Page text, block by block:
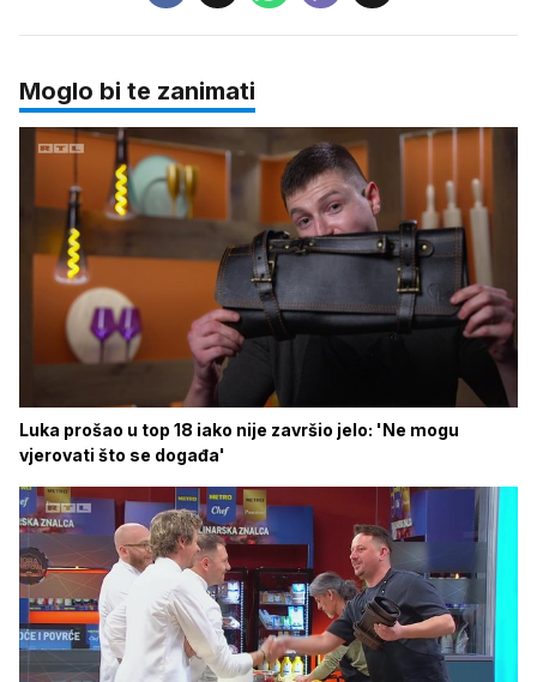
Moglo bi te zanimati
Luka prošao u top 18 iako nije završio jelo: 'Ne mogu
vjerovati što se događa'